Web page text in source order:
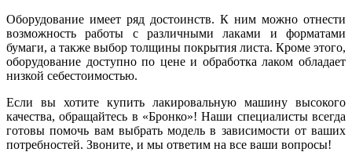
Оборудование имеет ряд достоинств. К ним можно отнести
возможность работы с различными лаками и форматами
бумаги, а также выбор толщины покрытия листа. Кроме этого,
оборудование доступно по цене и обработка лаком обладает
низкой себестоимостью.
Если вы хотите купить лакировальную машину высокого
качества, обращайтесь в «Бронко»! Наши специалисты всегда
готовы помочь вам выбрать модель в зависимости от ваших
потребностей. Звоните, и мы ответим на все ваши вопросы!